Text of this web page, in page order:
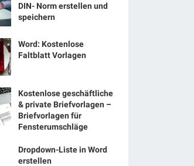
DIN- Norm erstellen und
speichern
Word: Kostenlose
Faltblatt Vorlagen
Kostenlose geschäftliche
& private Briefvorlagen –
Briefvorlagen für
Fensterumschläge
Dropdown-Liste in Word
erstellen